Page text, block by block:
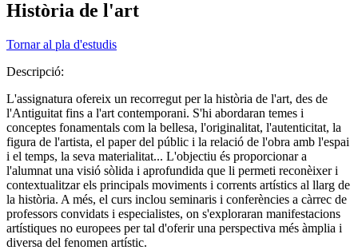
Història de l'art
Tornar al pla d'estudis
Descripció:
L'assignatura ofereix un recorregut per la història de l'art, des de
l'Antiguitat fins a l'art contemporani. S'hi abordaran temes i
conceptes fonamentals com la bellesa, l'originalitat, l'autenticitat, la
figura de l'artista, el paper del públic i la relació de l'obra amb l'espai
i el temps, la seva materialitat... L'objectiu és proporcionar a
l'alumnat una visió sòlida i aprofundida que li permeti reconèixer i
contextualitzar els principals moviments i corrents artístics al llarg de
la història. A més, el curs inclou seminaris i conferències a càrrec de
professors convidats i especialistes, on s'exploraran manifestacions
artístiques no europees per tal d'oferir una perspectiva més àmplia i
diversa del fenomen artístic.